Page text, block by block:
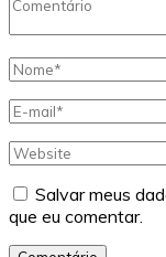
Salvar meus
que eu comentar.